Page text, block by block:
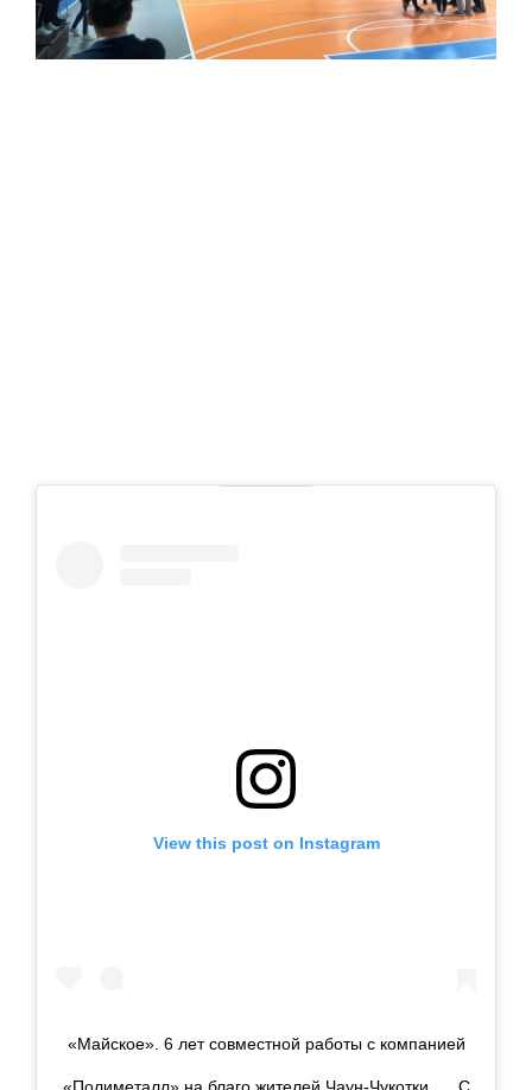
View this post on Instagram
«Майское». 6 лет совместной работы с компанией
«Полиметалл» на благо жителей Чаун-Чукотки. ᅠ С